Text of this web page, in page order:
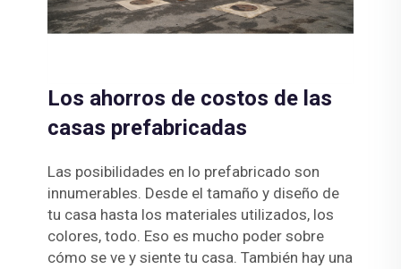
Los ahorros de costos de las
casas prefabricadas
Las posibilidades en lo prefabricado son
innumerables. Desde el tamaño y diseño de
tu casa hasta los materiales utilizados, los
colores, todo. Eso es mucho poder sobre
cómo se ve y siente tu casa. También hay una